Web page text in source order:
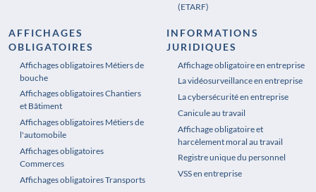
(ETARF)
AFFICHAGES
OBLIGATOIRES
Affichages obligatoires Métiers de
bouche
Affichages obligatoires Chantiers
et Bâtiment
Affichages obligatoires Métiers de
l'automobile
Affichages obligatoires
Commerces
Affichages obligatoires Transports
Affichages obligatoires Pharmacie
INFORMATIONS
JURIDIQUES
Affichage obligatoire en entreprise
La vidéosurveillance en entreprise
La cybersécurité en entreprise
Canicule au travail
Affichage obligatoire et
harcèlement moral au travail
Registre unique du personnel
VSS en entreprise